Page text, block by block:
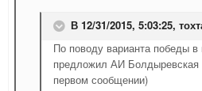
В 12/31/2015, 5:03:25,
По поводу варианта победы в
предложил АИ Болдыревская
первом сообщении)